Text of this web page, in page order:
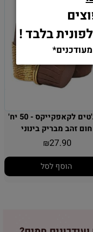
מנג'טים לקאפקייקס - 50 יח'
חום זהב מבריק בינוני
₪27.90
הוסף לסל
בלבד !